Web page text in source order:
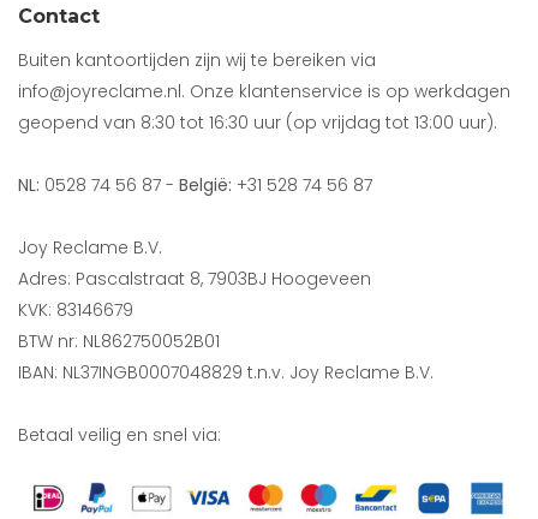
Contact
Buiten kantoortijden zijn wij te bereiken via
info@joyreclame.nl. Onze klantenservice is op werkdagen
geopend van 8:30 tot 16:30 uur (op vrijdag tot 13:00 uur).
NL: 0528 74 56 87 - België: +31 528 74 56 87
Joy Reclame B.V.
Adres: Pascalstraat 8, 7903BJ Hoogeveen
KVK: 83146679
BTW nr: NL862750052B01
IBAN: NL37INGB0007048829 t.n.v. Joy Reclame B.V.
Betaal veilig en snel via: